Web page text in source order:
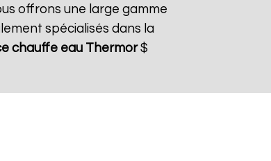
offrons une large gamme
spécialisés dans la
chauffe eau Thermor$